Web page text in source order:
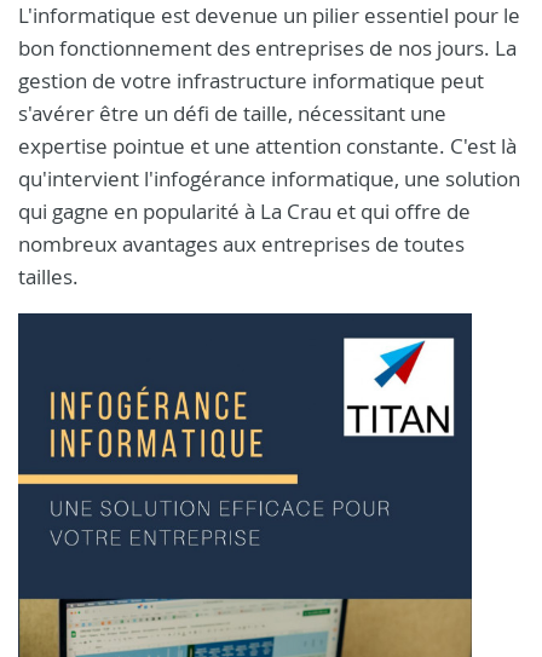
L'informatique est devenue un pilier essentiel pour le
bon fonctionnement des entreprises de nos jours. La
gestion de votre infrastructure informatique peut
s'avérer être un défi de taille, nécessitant une
expertise pointue et une attention constante. C'est là
qu'intervient l'infogérance informatique, une solution
qui gagne en popularité à La Crau et qui offre de
nombreux avantages aux entreprises de toutes
tailles.